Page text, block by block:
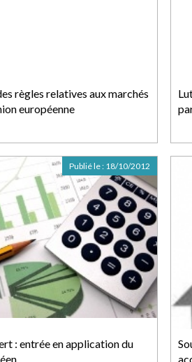
règles relatives aux marchés
européenne
: entrée en application du
Publié le : 18/10/2012